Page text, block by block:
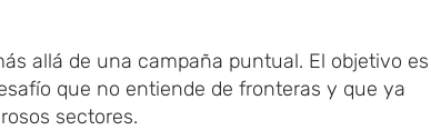
allá de una campaña puntual. El objetivo es
que no entiende de fronteras y que ya
sectores.